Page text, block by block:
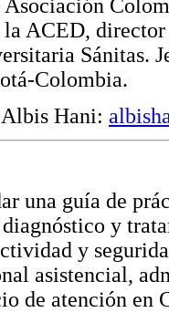
Asociación
la ACED,
Sánitas.
Colombia.
Hani:
una guía de
y
y
asistencial,
de atención en